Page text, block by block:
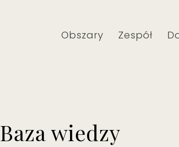
Obszary Zespół
Baza wiedzy